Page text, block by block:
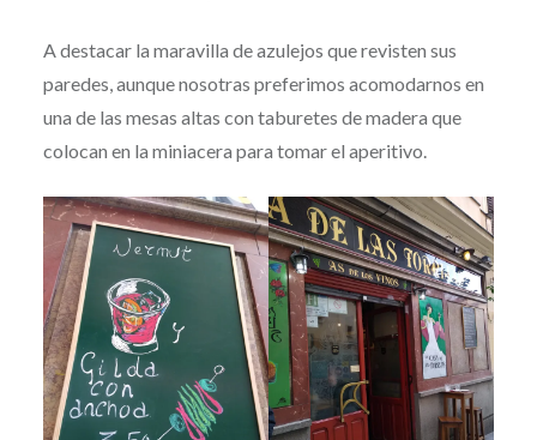
A destacar la maravilla de azulejos que revisten sus
paredes, aunque nosotras preferimos acomodarnos en
una de las mesas altas con taburetes de madera que
colocan en la miniacera para tomar el aperitivo.